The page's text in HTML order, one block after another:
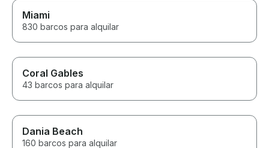
Miami
830 barcos para alquilar
Coral Gables
43 barcos para alquilar
Dania Beach
160 barcos para alquilar